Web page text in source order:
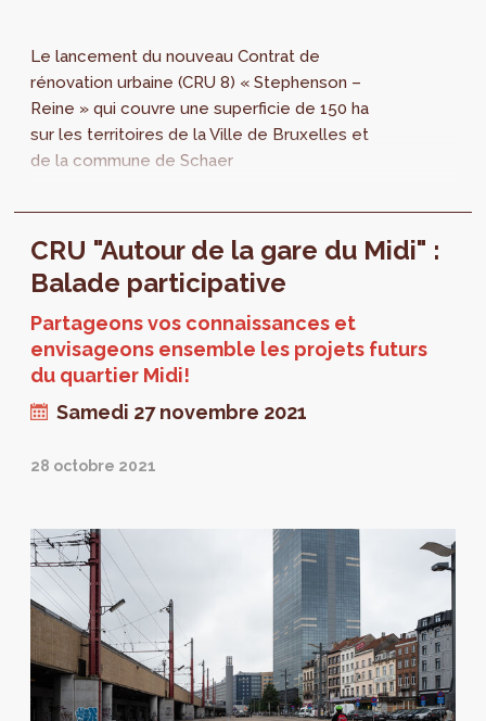
Le lancement du nouveau Contrat de
rénovation urbaine (CRU 8) « Stephenson –
Reine » qui couvre une superficie de 150 ha
sur les territoires de la Ville de Bruxelles et
de la commune de Schaer
CRU "Autour de la gare du Midi" :
Balade participative
Partageons vos connaissances et
envisageons ensemble les projets futurs
du quartier Midi!
Samedi 27 novembre 2021
28 octobre 2021